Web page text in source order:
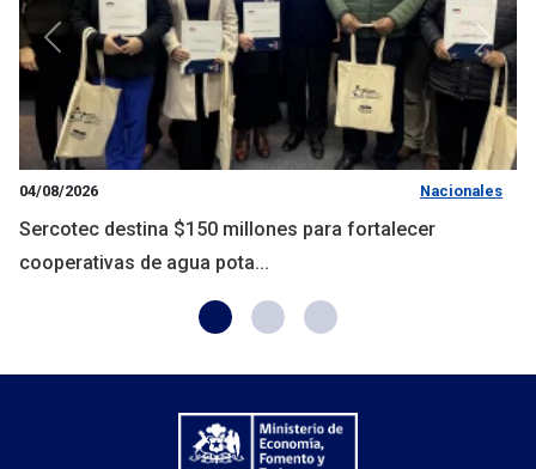
04/08/2026 Nacionales
Sercotec destina $150 millones para fortalecer
cooperativas de agua pota...
Anterior